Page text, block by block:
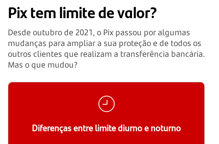
Pix tem limite de valor?
Desde outubro de 2021, o Pix passou por algumas
mudanças para ampliar a sua proteção e de todos os
outros clientes que realizam a transferência bancária.
Mas o que mudou?
Diferenças entre limite diurno e noturno